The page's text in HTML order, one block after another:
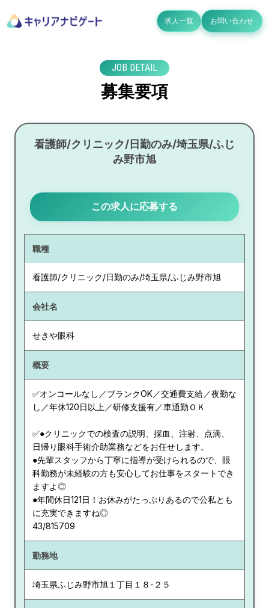
求人一覧 お問い合わせ
JOB DETAIL
募集要項
看護師/クリニック/日勤のみ/埼玉県/ふじ
み野市旭
この求人に応募する
職種
看護師/クリニック/日勤のみ/埼玉県/ふじみ野市旭
会社名
せきや眼科
概要
✅オンコールなし／ブランクOK／交通費支給／夜勤な
し／年休120日以上／研修支援有／車通勤ＯＫ
✅●クリニックでの検査の説明、採血、注射、点滴、
日帰り眼科手術介助業務などをお任せします。
●先輩スタッフから丁寧に指導が受けられるので、眼
科勤務が未経験の方も安心してお仕事をスタートでき
ますよ◎
●年間休日121日！お休みがたっぷりあるので公私とも
に充実できますね◎
43/815709
勤務地
埼玉県ふじみ野市旭１丁目１８-２５